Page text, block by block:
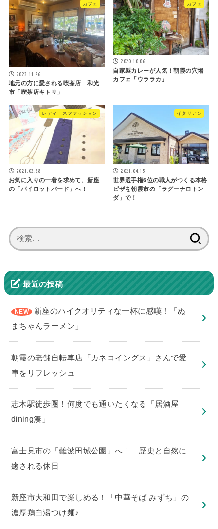
カフェ
2023.11.26
地元の方に愛される喫茶店 和光
市「喫茶店キトリ」
カフェ
2020.10.06
自家製カレーが人気！朝霞の穴場
カフェ「ウララカ」
レディースファッション
2021.02.28
お気に入りの一着を求めて、新座
の「パイロットバード」へ！
イタリアン
2021.04.15
世界選手権6位の職人がつくる本格
ピザを朝霞市の「ラグーナロトン
ダ」で！
索:
最近の投稿
新座のハイクオリティな一杯に感嘆！「ぬ
まちゃんラーメン」
朝霞の老舗自転車店「カネコイングス」さんで愛
車をリフレッシュ
志木駅徒歩圏！何度でも通いたくなる「居酒屋
dining湊」
​富士見市の「難波田城公園」へ！ 歴史と自然に
癒される休日
新座市大和田で楽しめる！「中華そば みずち」の
濃厚鶏白湯つけ麺♪